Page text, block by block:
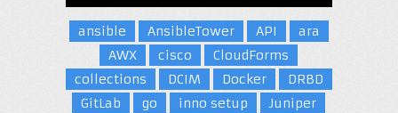
ansible AnsibleTower API
ara
AWX
cisco
CloudForms
collections
DCIM Docker
DRBD
GitLab
go inno setup
Juniper